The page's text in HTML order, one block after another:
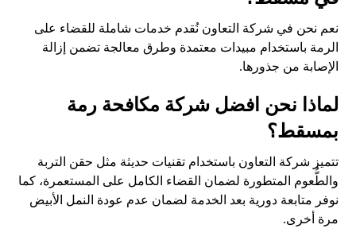
نعم نحن في شركة التعاون نُقدم خدمات شاملة للقضاء على
الرمة باستخدام مبيدات معتمدة وطرق معالجة تضمن إزالة
الإصابة من جذورها.
لماذا نحن افضل شركة مكافحة رمة
بمسقط؟
تتميز شركة التعاون باستخدام تقنيات حديثة مثل حقن التربة
والطُّعوم المتطورة لضمان القضاء الكامل على المستعمرة، كما
نوفر متابعة دورية بعد الخدمة لضمان عدم عودة النمل الأبيض
مرة أخرى.